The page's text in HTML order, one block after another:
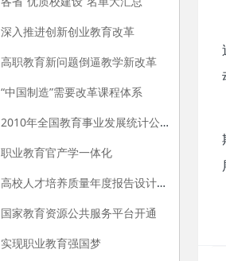
深入推进创新创业教育改革
高职教育新问题倒逼教学新改革
“中国制造”需要改革课程体系
2010年全国教育事业发展统计公报
职业教育官产学一体化
高校人才培养质量年度报告设计建议
国家教育资源公共服务平台开通
实现职业教育强国梦